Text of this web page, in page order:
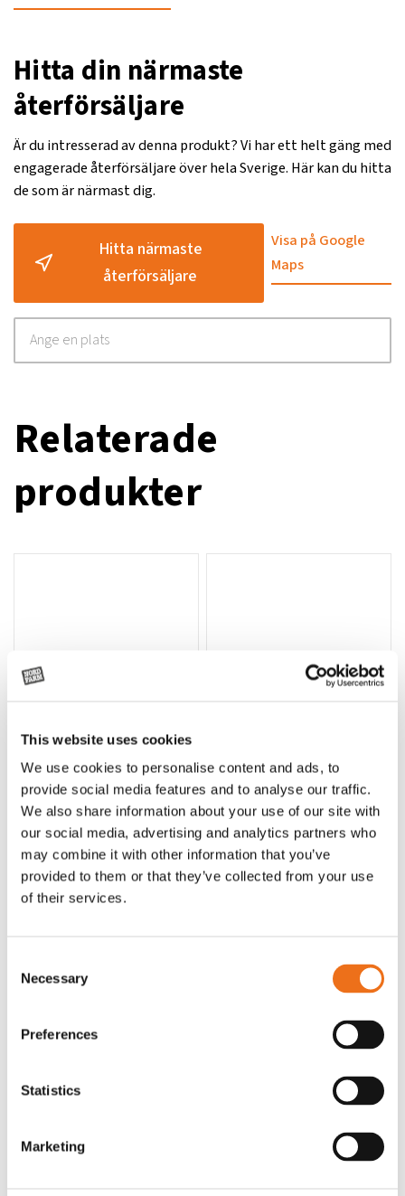
This website uses cookies
We use cookies to personalise content and ads, to
provide social media features and to analyse our traffic.
We also share information about your use of our site with
our social media, advertising and analytics partners who
may combine it with other information that you’ve
provided to them or that they’ve collected from your use
of their services.
Selection
Necessary
Preferences
Statistics
Marketing
Hitta din närmaste
återförsäljare
Är du intresserad av denna produkt? Vi har ett helt gäng med
engagerade återförsäljare över hela Sverige. Här kan du hitta
de som är närmast dig.
Hitta närmaste
återförsäljare
Visa på Google
Maps
Relaterade
produkter
Lägg till i varukorg
Rotor, komplett med slagor
OR80013456G
(ex. moms)
Grön truckknapp
A00220
kr (ex. moms)
Lägg till i varukorg
Rotor teeth 8t/6k 7.5Gr/8 R6/14 Rotor teeth 8t/6k 0Gr/8 R6/14